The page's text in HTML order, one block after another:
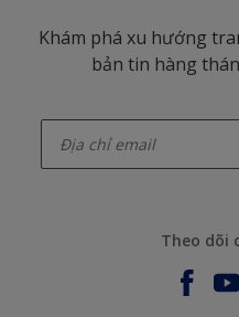
Khám phá xu hướng
bản tin hàng
Theo dõi